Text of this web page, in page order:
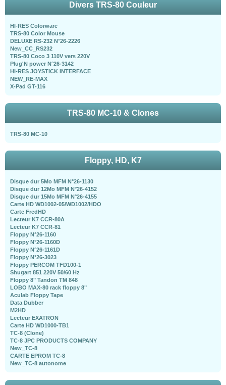
Divers TRS-80 Couleur
HI-RES Colorware
TRS-80 Color Mouse
DELUXE RS-232 N°26-2226
New_CC_RS232
TRS-80 Coco 3 110V vers 220V
Plug'N power N°26-3142
HI-RES JOYSTICK INTERFACE
NEW_RE-MAX
X-Pad GT-116
TRS-80 MC-10 & Clones
TRS-80 MC-10
Floppy, HD, K7
Disque dur 5Mo MFM N°26-1130
Disque dur 12Mo MFM N°26-4152
Disque dur 15Mo MFM N°26-4155
Carte HD WD1002-05/WD1002/HDO
Carte FredHD
Lecteur K7 CCR-80A
Lecteur K7 CCR-81
Floppy N°26-1160
Floppy N°26-1160D
Floppy N°26-1161D
Floppy N°26-3023
Floppy PERCOM TFD100-1
Shugart 851 220V 50/60 Hz
Floppy 8" Tandon TM 848
LOBO MAX-80 rack floppy 8"
Aculab Floppy Tape
Data Dubber
M2HD
Lecteur EXATRON
Carte HD WD1000-TB1
TC-8 (Clone)
TC-8 JPC PRODUCTS COMPANY
New_TC-8
CARTE EPROM TC-8
New_TC-8 autonome